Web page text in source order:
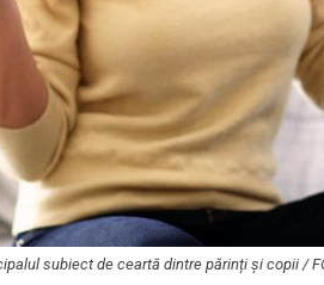
subiect de ceartă dintre părinți și copii /